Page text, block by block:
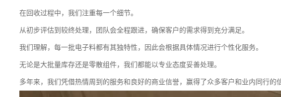
在回收过程中，我们注重每一个细节。
从初步评估到较终处理，团队会全程跟进，确保客户的需求得到充分满足。
我们理解，每一批电子料都有其独特性，因此会根据具体情况进行个性化服务。
无论是大批量库存还是零散组件，我们都能以专业态度妥善处理。
多年来，我们凭借热情周到的服务和良好的商业信誉，赢得了众多客户和业内同行的